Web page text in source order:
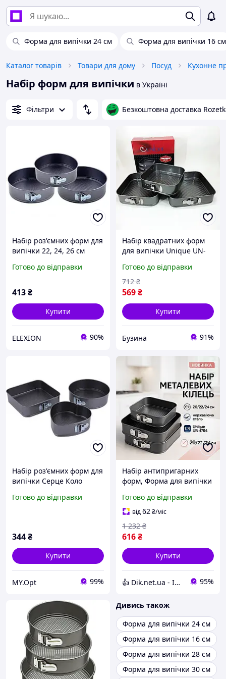
Форма для випічки 24 см Форма для випічки 16 см
Каталог товарів Товари для дому Посуд Кухонне
Набір форм для випічки в Україні
Фільтри Безкоштовна доставка
Набір роз'ємних форм для
випічки 22, 24, 26 см
Готово до відправки
413₴
Купити
ELEXION 90%
Набір квадратних форм
для випічки Unique UN-
Готово до відправки
569₴
712 ₴
Купити
Бузина 91%
Набір роз'ємних форм для
випічки Серце Коло
Готово до відправки
344₴
Купити
MY.Opt 99%
Набір антипригарних
форм, Форма для випічки
для складання бісквіту
GS-72
Готово до відправки
від62₴/міс
616₴
1 232 ₴
Купити
👍 Dik.net.ua - Інтернет магазин 95%
Дивись також
Форма для випічки 24 см
Форма для випічки 16 см
Форма для випічки 28 см
Форма для випічки 30 см